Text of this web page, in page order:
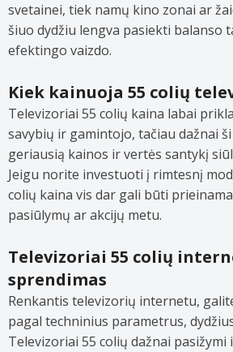
svetainei, tiek namų kino zonai ar
šiuo dydžiu lengva pasiekti balanso
efektingo vaizdo.
Kiek kainuoja 55 colių
Televizoriai 55 colių kaina labai
savybių ir gamintojo, tačiau dažnai
geriausią kainos ir vertės santykį
Jeigu norite investuoti į rimtesnį
colių kaina vis dar gali būti
pasiūlymų ar akcijų metu.
Televizoriai 55 colių
sprendimas
Renkantis televizorių internetu,
pagal techninius parametrus,
Televizoriai 55 colių dažnai pasižymi